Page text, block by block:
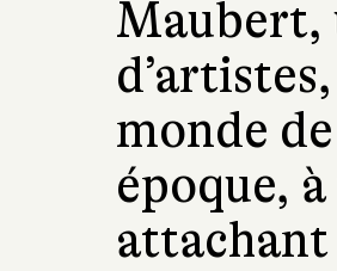
Maubert,
monde
époque,